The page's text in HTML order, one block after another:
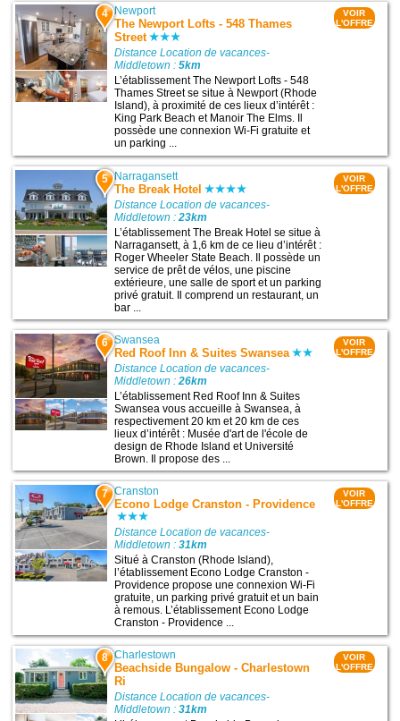
4 Newport
The Newport Lofts - 548 Thames
Street
Distance Location de vacances-
Middletown :5km
L’établissement The Newport Lofts - 548
Thames Street se situe à Newport (Rhode
Island), à proximité de ces lieux d’intérêt :
King Park Beach et Manoir The Elms. Il
possède une connexion Wi-Fi gratuite et
un parking ...
VOIR
L'OFFRE
5 Narragansett
The Break Hotel
Distance Location de vacances-
Middletown :23km
L’établissement The Break Hotel se situe à
Narragansett, à 1,6 km de ce lieu d’intérêt :
Roger Wheeler State Beach. Il possède un
service de prêt de vélos, une piscine
extérieure, une salle de sport et un parking
privé gratuit. Il comprend un restaurant, un
bar ...
VOIR
L'OFFRE
6 Swansea
Red Roof Inn & Suites Swansea
Distance Location de vacances-
Middletown :26km
L’établissement Red Roof Inn & Suites
Swansea vous accueille à Swansea, à
respectivement 20 km et 20 km de ces
lieux d’intérêt : Musée d'art de l'école de
design de Rhode Island et Université
Brown. Il propose des ...
VOIR
L'OFFRE
7 Cranston
Econo Lodge Cranston - Providence
Distance Location de vacances-
Middletown :31km
Situé à Cranston (Rhode Island),
l’établissement Econo Lodge Cranston -
Providence propose une connexion Wi-Fi
gratuite, un parking privé gratuit et un bain
à remous. L’établissement Econo Lodge
Cranston - Providence ...
VOIR
L'OFFRE
8 Charlestown
Beachside Bungalow - Charlestown
Ri
Distance Location de vacances-
Middletown :31km
VOIR
L'OFFRE